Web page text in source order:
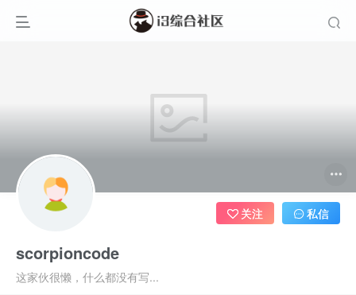
scorpioncode
这家伙很懒，什么都没有写...
关注 私信